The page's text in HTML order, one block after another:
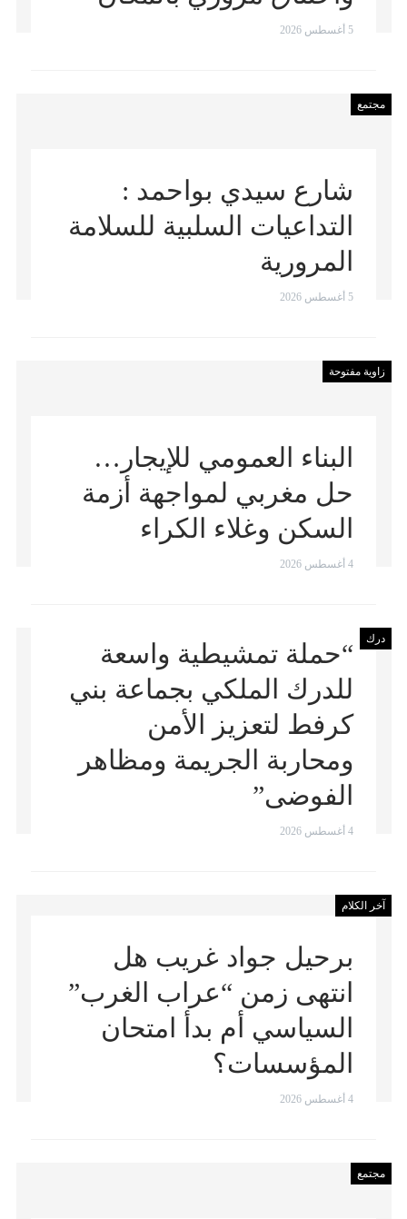
5 أغسطس 2026
مجتمع
شارع سيدي بواحمد :
التداعيات السلبية للسلامة
المرورية
5 أغسطس 2026
زاوية مفتوحة
البناء العمومي للإيجار…
حل مغربي لمواجهة أزمة
السكن وغلاء الكراء
4 أغسطس 2026
درك
“حملة تمشيطية واسعة
للدرك الملكي بجماعة بني
كرفط لتعزيز الأمن
ومحاربة الجريمة ومظاهر
الفوضى”
4 أغسطس 2026
آخر الكلام
برحيل جواد غريب هل
انتهى زمن “عراب الغرب”
السياسي أم بدأ امتحان
المؤسسات؟
4 أغسطس 2026
مجتمع